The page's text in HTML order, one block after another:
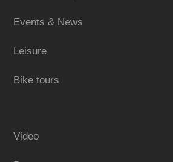
Events & News
Leisure
Bike tours
Video